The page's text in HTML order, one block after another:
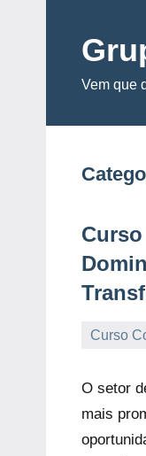
conteúdoVem que
Curso
O setor
mais